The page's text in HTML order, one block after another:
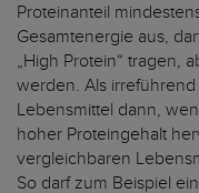
Proteinanteil
Gesamtenergie aus,
„High Protein“ tragen,
werden. Als
Lebensmittel dann,
hoher Proteingehalt
vergleichbaren
So darf zum Beispiel